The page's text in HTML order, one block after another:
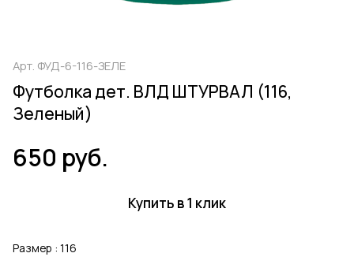
Арт. ФУД-6-116-ЗЕЛЕ
Футболка дет. ВЛД ШТУРВАЛ (116,
Зеленый)
650 руб.
Купить в 1 клик
Размер : 116